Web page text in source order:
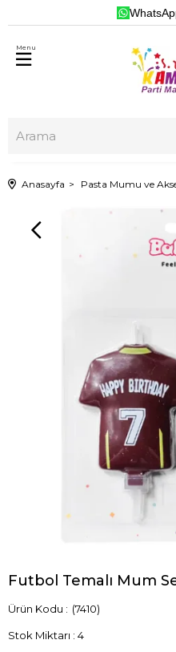
Menu
Anasayfa Pasta Mumu ve
Futbol Temalı Mum
(7410)
Stok Miktarı : 4